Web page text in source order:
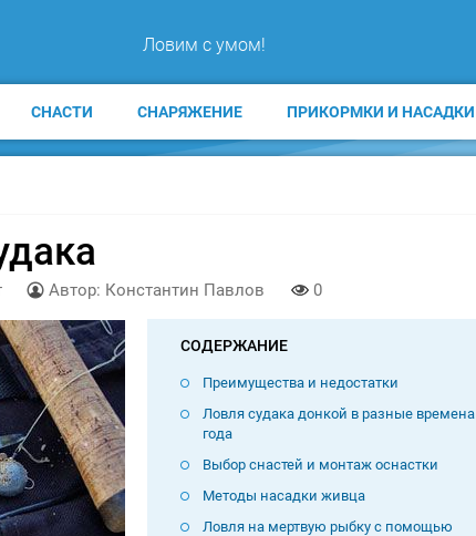
Ловим с умом!
СНАСТИ СНАРЯЖЕНИЕ ПРИКОРМКИ И НАСАДКИ
Автор: Константин Павлов 0
СОДЕРЖАНИЕ
Преимущества и недостатки
Ловля судака донкой в разные времена
года
Выбор снастей и монтаж оснастки
Методы насадки живца
Ловля на мертвую рыбку с помощью